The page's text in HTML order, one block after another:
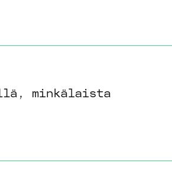
minkälaista